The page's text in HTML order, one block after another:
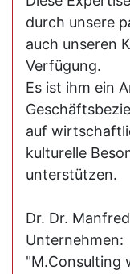
durch unsere
auch unseren
Verfügung.
Es ist ihm ein
auf
kulturelle
unterstützen.
Dr. Dr.
Unternehmen:
"M.Consulting